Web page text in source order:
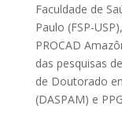
Faculdade de
Paulo (FSP-
PROCAD
das pesquisas
de Doutorado
(DASPAM) e